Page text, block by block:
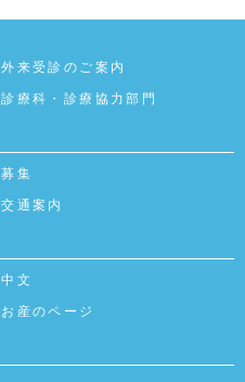
外来受診のご案内
診療科・診療協力部門
募集
交通案内
中文
お産のページ